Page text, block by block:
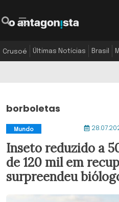
Crusoé Últimas Notícias Brasil
borboletas
Mundo
Inseto reduzido a
de 120 mil em
surpreendeu